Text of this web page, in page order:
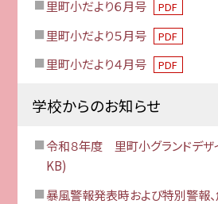
里町小だより６月号 PDF
里町小だより５月号 PDF
里町小だより４月号 PDF
学校からのお知らせ
令和８年度 里町小グランドデザ
KB)
暴風警報発表時および特別警報